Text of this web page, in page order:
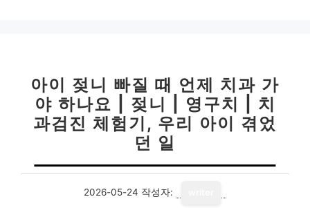
아이 젖니 빠질 때 언제 치과 가
야 하나요 | 젖니 | 영구치 | 치
과검진 체험기, 우리 아이 겪었
던 일
2026-05-24 작성자: